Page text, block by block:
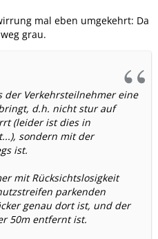
mal eben umgekehrt: Da
grau.
der Verkehrsteilnehmer eine
d.h. nicht stur auf
(leider ist dies in
sondern mit der
ist.
mit Rücksichtslosigkeit
parkenden
genau dort ist, und der
50m entfernt ist.